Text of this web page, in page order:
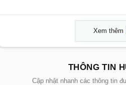
Xem thêm
THÔNG TIN
Cập nhật nhanh các thông tin